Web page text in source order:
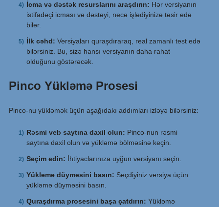
İcma və dəstək resurslarını araşdırın: Hər versiyanın
istifadəçi icması və dəstəyi, necə işlədiyinizə təsir edə
bilər.
İlk cəhd: Versiyaları quraşdıraraq, real zamanlı test edə
bilərsiniz. Bu, sizə hansı versiyanın daha rahat
olduğunu göstərəcək.
Pinco Yükləmə Prosesi
Pinco-nu yükləmək üçün aşağıdakı addımları izləyə bilərsiniz:
Rəsmi veb saytına daxil olun: Pinco-nun rəsmi
saytına daxil olun və yükləmə bölməsinə keçin.
Seçim edin: İhtiyaclarınıza uyğun versiyanı seçin.
Yükləmə düyməsini basın: Seçdiyiniz versiya üçün
yükləmə düyməsini basın.
Quraşdırma prosesini başa çatdırın: Yükləmə